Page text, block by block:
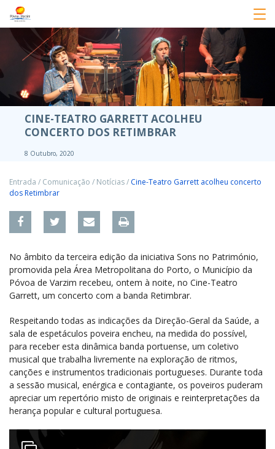
CINE-TEATRO GARRETT ACOLHEU
CONCERTO DOS RETIMBRAR
8 Outubro, 2020
Entrada / Comunicação / Notícias/ Cine-Teatro Garrett acolheu concerto
dos Retimbrar
No âmbito da terceira edição da iniciativa Sons no Património,
promovida pela Área Metropolitana do Porto, o Município da
Póvoa de Varzim recebeu, ontem à noite, no Cine-Teatro
Garrett, um concerto com a banda Retimbrar.
Respeitando todas as indicações da Direção-Geral da Saúde, a
sala de espetáculos poveira encheu, na medida do possível,
para receber esta dinâmica banda portuense, um coletivo
musical que trabalha livremente na exploração de ritmos,
canções e instrumentos tradicionais portugueses. Durante toda
a sessão musical, enérgica e contagiante, os poveiros puderam
apreciar um repertório misto de originais e reinterpretações da
herança popular e cultural portuguesa.